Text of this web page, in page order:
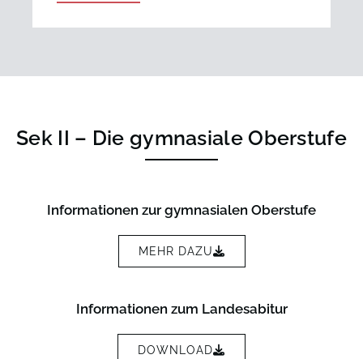
Sek II – Die gymnasiale Oberstufe
Informationen zur gymnasialen Oberstufe
MEHR DAZU
Informationen zum Landesabitur
DOWNLOAD